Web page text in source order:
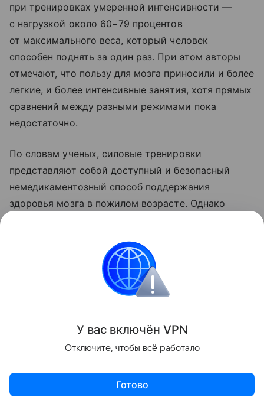
при тренировках умеренной интенсивности —
с нагрузкой около 60−79 процентов
от максимального веса, который человек
способен поднять за один раз. При этом авторы
отмечают, что пользу для мозга приносили и более
легкие, и более интенсивные занятия, хотя прямых
сравнений между разными режимами пока
недостаточно.
По словам ученых, силовые тренировки
представляют собой доступный и безопасный
немедикаментозный способ поддержания
здоровья мозга в пожилом возрасте. Однако
дополнительные исследования.
Поделиться
У вас включён VPN
Отключите, чтобы всё работало
Готово